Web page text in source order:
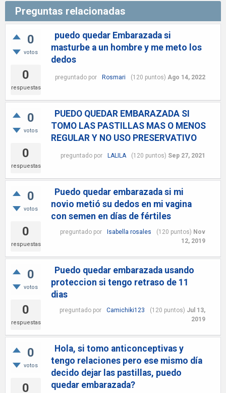
Preguntas relacionadas
0
votos
0
respuestas
puedo quedar Embarazada si
masturbe a un hombre y me meto los
dedos
preguntado por Rosmari (120 puntos) Ago 14, 2022
0
votos
0
respuestas
PUEDO QUEDAR EMBARAZADA SI
TOMO LAS PASTILLAS MAS O MENOS
REGULAR Y NO USO PRESERVATIVO
preguntado por LALILA (120 puntos) Sep 27, 2021
0
votos
0
respuestas
Puedo quedar embarazada si mi
novio metió su dedos en mi vagina
con semen en días de fértiles
preguntado por Isabella rosales (120 puntos) Nov
12, 2019
0
votos
0
respuestas
Puedo quedar embarazada usando
proteccion si tengo retraso de 11
dias
preguntado por Camichiki123 (120 puntos) Jul 13,
2019
0
votos
0
Hola, si tomo anticonceptivas y
tengo relaciones pero ese mismo día
decido dejar las pastillas, puedo
quedar embarazada?